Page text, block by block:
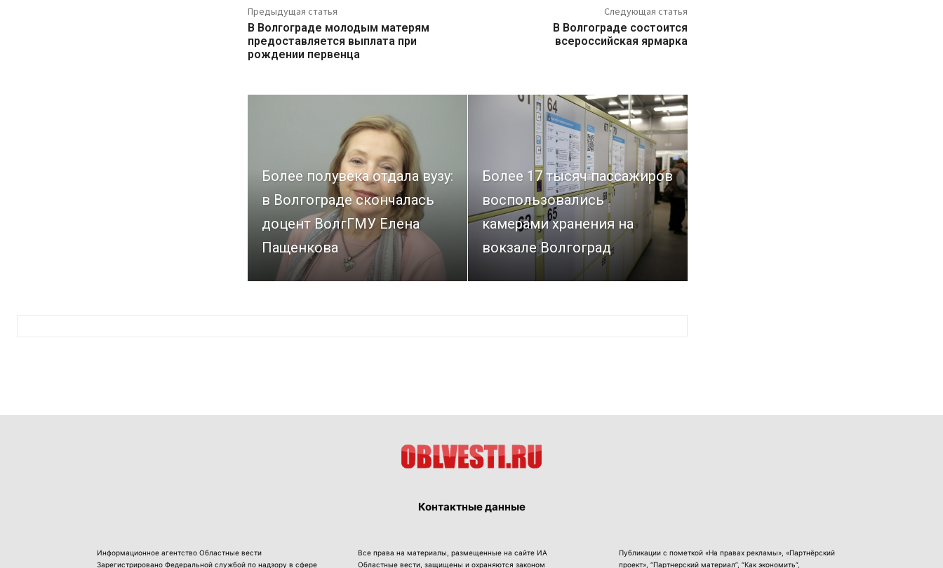
Предыдущая статья
В Волгограде молодым матерям
предоставляется выплата при
рождении первенца
Следующая статья
В Волгограде состоится
всероссийская ярмарка
Более полувека отдала вузу:
в Волгограде скончалась
доцент ВолгГМУ Елена
Пащенкова
Более 17 тысяч пассажиров
воспользовались
камерами хранения на
вокзале Волгоград
Контактные данные
Информационное агентство Областные вести
Зарегистрировано Федеральной службой по надзору в сфере
Все права на материалы, размещенные на сайте ИА
Областные вести, защищены и охраняются законом
Публикации с пометкой «На правах рекламы», «Партнёрский
проект», “Партнерский материал”, “Как экономить”,